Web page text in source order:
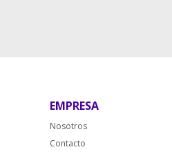
EMPRESA
Nosotros
Contacto